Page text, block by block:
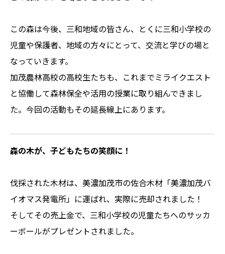
この森は今後、三和地域の皆さん、とくに三和小学校の
児童や保護者、地域の方々にとって、交流と学びの場と
なっていきます。
加茂農林高校の高校生たちも、これまでミライクエスト
と協働して森林保全や活用の授業に取り組んできまし
た。今回の活動もその延長線上にあります。
森の木が、子どもたちの笑顔に！
伐採された木材は、美濃加茂市の佐合木材「美濃加茂バ
イオマス発電所」に運ばれ、実際に売却されました！
そしてその売上金で、三和小学校の児童たちへのサッカ
ーボールがプレゼントされました。